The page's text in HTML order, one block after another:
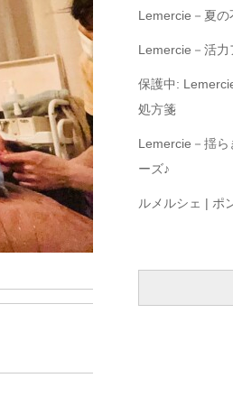
Lemercie－夏の
Lemercie－活
保護中:
処方箋
Lemercie－揺ら
ーズ♪
ルメルシェ | ポ